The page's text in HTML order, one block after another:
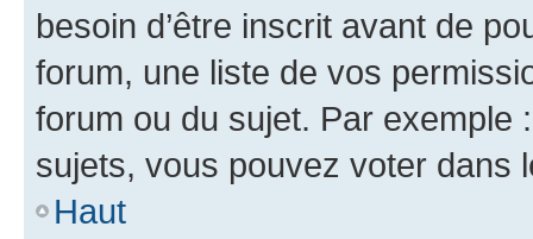
besoin d’être inscrit avant de
forum, une liste de vos
forum ou du sujet. Par exemple
sujets, vous pouvez voter dans
Haut